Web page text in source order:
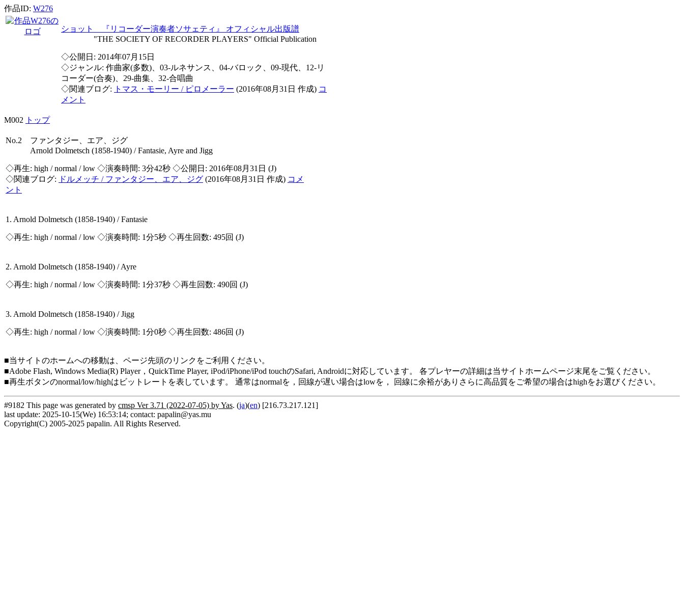
作品ID: W276
ショット 『リコーダー演奏者ソサェティ』 オフィシャル出版譜
"THE SOCIETY OF RECORDER PLAYERS" Official Publication
◇公開日: 2014年07月15日
◇ジャンル: 作曲家(多数)、03-ルネサンス、04-バロック、09-現代、12-リ
コーダー(合奏)、29-曲集、32-合唱曲
◇関連ブログ:
トマス・モーリー / ピロメーラー (2016年08月31日 作成) コ
メント
M002 トップ
No.2 ファンタジー、エア、ジグ
Arnold Dolmetsch (1858-1940) / Fantasie, Ayre and Jigg
◇再生: high / normal / low ◇演奏時間: 3分42秒 ◇公開日: 2016年08月31日 (J)
◇関連ブログ: ドルメッチ / ファンタジー、エア、ジグ (2016年08月31日 作成) コメ
ント
1. Arnold Dolmetsch (1858-1940) / Fantasie
◇再生: high / normal / low ◇演奏時間: 1分5秒 ◇再生回数: 495回 (J)
2. Arnold Dolmetsch (1858-1940) / Ayre
◇再生: high / normal / low ◇演奏時間: 1分37秒 ◇再生回数: 490回 (J)
3. Arnold Dolmetsch (1858-1940) / Jigg
◇再生: high / normal / low ◇演奏時間: 1分0秒 ◇再生回数: 486回 (J)
■当サイトのホームへの移動は、ページ先頭のリンクをご利用ください。
■Adobe Flash, Windows Media(R) Player，QuickTime Player, iPod/iPhone/iPod touchのSafari, Androidに対応しています。 各プレヤーの詳細は当サイトホームページ末尾をご覧ください。
■再生ボタンのnormal/low/highはビットレートを表しています。 通常はnormalを，回線が遅い場合はlowを， 回線に余裕がありさらに高品質をご希望の場合はhighをお選びください。
#9182 This page was generated by cmsp Ver 3.71 (2022-07-05) by Yas. (ja)(en) [216.73.217.121]
last update: 2025-10-15(We) 16:53:14; contact: papalin@yas.mu
Copyright(C) 2005-2025 papalin. All Rights Reserved.